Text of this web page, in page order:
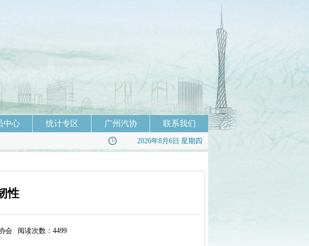
中心 统计专区 广州汽协 联系我们
2026年8月6日 星期四
性
会 阅读次数：4499